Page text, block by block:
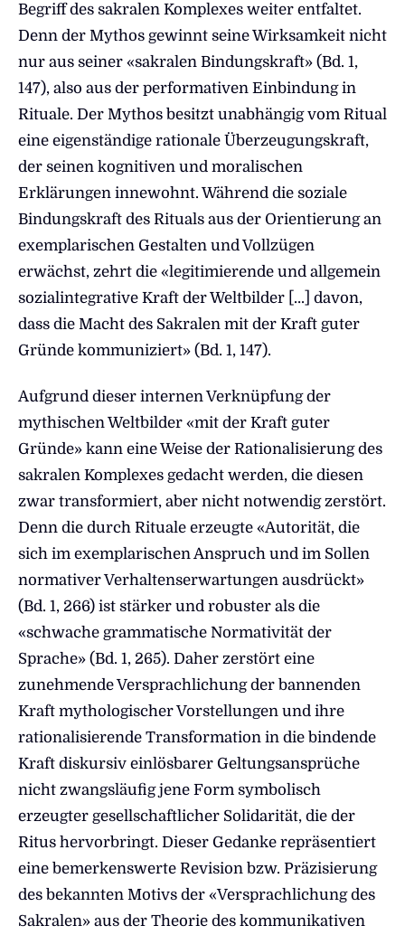
Begriff des sakralen Komplexes weiter entfaltet.
Denn der Mythos gewinnt seine Wirksamkeit nicht
nur aus seiner «sakralen Bindungskraft» (Bd. 1,
147), also aus der performativen Einbindung in
Rituale. Der Mythos besitzt unabhängig vom Ritual
eine eigenständige rationale Überzeugungskraft,
der seinen kognitiven und moralischen
Erklärungen innewohnt. Während die soziale
Bindungskraft des Rituals aus der Orientierung an
exemplarischen Gestalten und Vollzügen
erwächst, zehrt die «legitimierende und allgemein
sozialintegrative Kraft der Weltbilder […] davon,
dass die Macht des Sakralen mit der Kraft guter
Gründe kommuniziert» (Bd. 1, 147).
Aufgrund dieser internen Verknüpfung der
mythischen Weltbilder «mit der Kraft guter
Gründe» kann eine Weise der Rationalisierung des
sakralen Komplexes gedacht werden, die diesen
zwar transformiert, aber nicht notwendig zerstört.
Denn die durch Rituale erzeugte «Autorität, die
sich im exemplarischen Anspruch und im Sollen
normativer Verhaltenserwartungen ausdrückt»
(Bd. 1, 266) ist stärker und robuster als die
«schwache grammatische Normativität der
Sprache» (Bd. 1, 265). Daher zerstört eine
zunehmende Versprachlichung der bannenden
Kraft mythologischer Vorstellungen und ihre
rationalisierende Transformation in die bindende
Kraft diskursiv einlösbarer Geltungsansprüche
nicht zwangsläufig jene Form symbolisch
erzeugter gesellschaftlicher Solidarität, die der
Ritus hervorbringt. Dieser Gedanke repräsentiert
eine bemerkenswerte Revision bzw. Präzisierung
des bekannten Motivs der «Versprachlichung des
Sakralen» aus der Theorie des kommunikativen